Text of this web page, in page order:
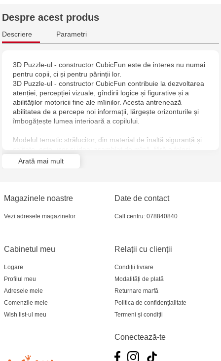
Multistore Centru - bd. Cantemir, 6
Jucărenia Rîșcani - bd. Moscova, 2
Jucărenia Bălți - str. Alexandru Cel Bun, 5
Jucărenia Cahul - str. Ștefan cel Mare, 29А
Jucarenia Ciocana - bd.Mircea cel Bătrân, 39
Jucărenia Bălți- EviMall, et2
Multistore Soroca - bd. Ștefan cel Mare, 110
Despre acest produs
Descriere Parametri
3D Puzzle-ul - constructor CubicFun este de interes nu numai
pentru copii, ci și pentru părinții lor.
3D Puzzle-ul - constructor CubicFun contribuie la dezvoltarea
atenției, percepției vizuale, gîndirii logice și figurative și a
abilităților motoricii fine ale mîinilor. Acesta antrenează
abilitatea de a percepe noi informații, lărgește orizonturile și
îmbogățește lumea interioară a copilului.
Modelul tematic strălucitor, din material de înaltă siguranță și
instrumente suplimentare. Un cadou minunat pentru orice
Arată mai mult
Magazinele noastre
Vezi adresele magazinelor
Relații cu clienții
Condiții livrare
Modalități de plată
Returnare marfă
Politica de confidențialitate
Termeni și condiții
Cabinetul meu
Logare
Profilul meu
Adresele mele
Comenzile mele
Wish list-ul meu
Date de contact
Call centru: 078840840
Conectează-te